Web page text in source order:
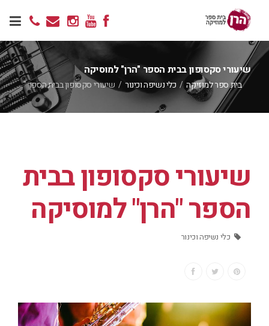
שיעורי סקסופון בבית הספר "הרן" למוסיקה
בית ספר למוזיקה / כלי נשיפה וכינור / שיעורי סקסופון בבית הספר "…
שיעורי סקסופון בבית
הספר "הרן" למוסיקה
כלי נשיפה וכינור